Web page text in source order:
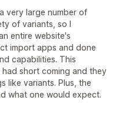
very large number of
of variants, so I
entire website's
import apps and done
capabilities. This
short coming and they
like variants. Plus, the
what one would expect.